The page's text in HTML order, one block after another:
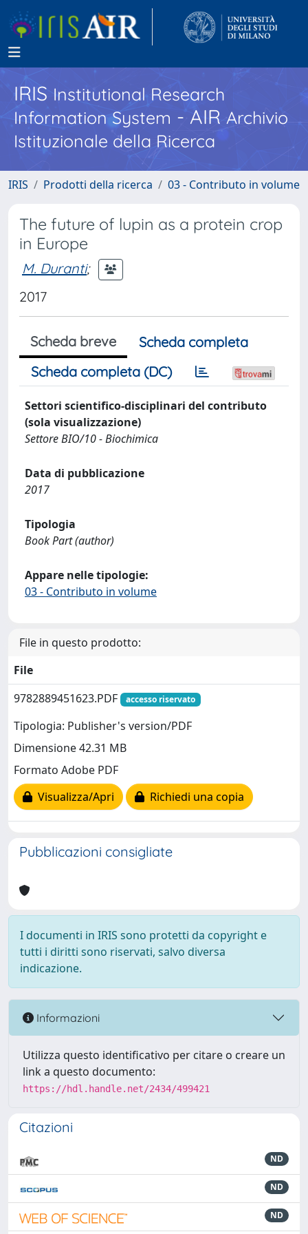
IRISInstitutional Research
Information System - AIR Archivio
Istituzionale della Ricerca
IRIS Prodotti della ricerca 03 - Contributo in volume
The future of lupin as a protein crop
in Europe
M. Duranti;
2017
Scheda breve
Scheda completa
Scheda completa (DC)
Settori scientifico-disciplinari del contributo
(sola visualizzazione)
Settore BIO/10 - Biochimica
Data di pubblicazione
2017
Tipologia
Book Part (author)
Appare nelle tipologie:
03 - Contributo in volume
File in questo prodotto:
File
9782889451623.PDF
accesso riservato
Tipologia: Publisher's version/PDF
Dimensione 42.31 MB
Formato Adobe PDF
Visualizza/Apri
Richiedi una copia
Pubblicazioni consigliate
I documenti in IRIS sono protetti da copyright e
tutti i diritti sono riservati, salvo diversa
indicazione.
Informazioni
Utilizza questo identificativo per citare o creare un
link a questo documento:
https://hdl.handle.net/2434/499421
Citazioni
ND
ND
ND